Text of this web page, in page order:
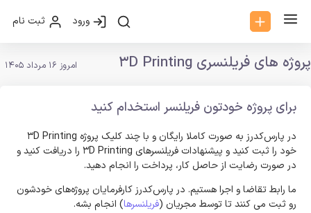
ورود ثبت نام
پروژه های فریلنسری 3D Printing امروز 16 مرداد 1405
برای پروژه خودتون فریلنسر استخدام کنید
در پارس‌کدرز به صورت کاملا رایگان و با چند کلیک پروژه 3D Printing
خود را ثبت کنید و پیشنهادات فریلنسر‌های 3D Printing را دریافت کنید و
در صورت رضایت از حاصل کار، پرداخت را انجام دهید.
ما رابط تقاضا و اجرا هستیم. در پارس‌کدرز کارفرمایان پروژه‌های خودشون
رو ثبت می کنند تا توسط مجریان (فریلنسرها) انجام بشه.